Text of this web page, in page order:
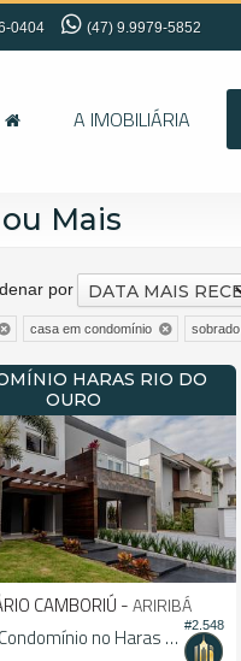
0404 (47) 9.9979-5852
A IMOBILIÁRIA
Mais
por
casa em condomínio sobrado
HARAS RIO DO
OURO
#2.548
CAMBORIÚ -ARIRIBÁ
Casa em Condomínio no Haras Rio do Ouro